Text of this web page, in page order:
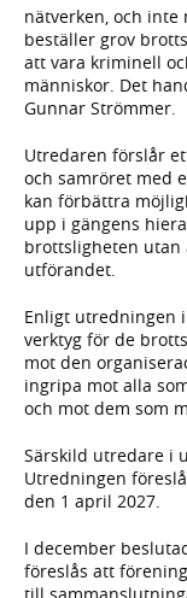
nätverken, och inte
beställer grov
att vara kriminell
människor. Det
Gunnar Strömmer.
Utredaren förslår
och samröret med
kan förbättra
upp i gängens
brottsligheten utan
utförandet.
Enligt utredningen
verktyg för de
mot den
ingripa mot alla
och mot dem som
Särskild utredare i
Utredningen
den 1 april 2027.
I december
föreslås att